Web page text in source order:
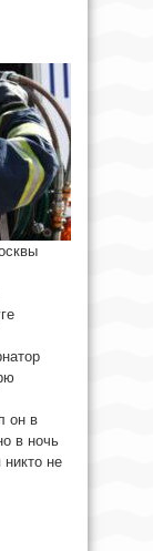
он в
в ночь
не